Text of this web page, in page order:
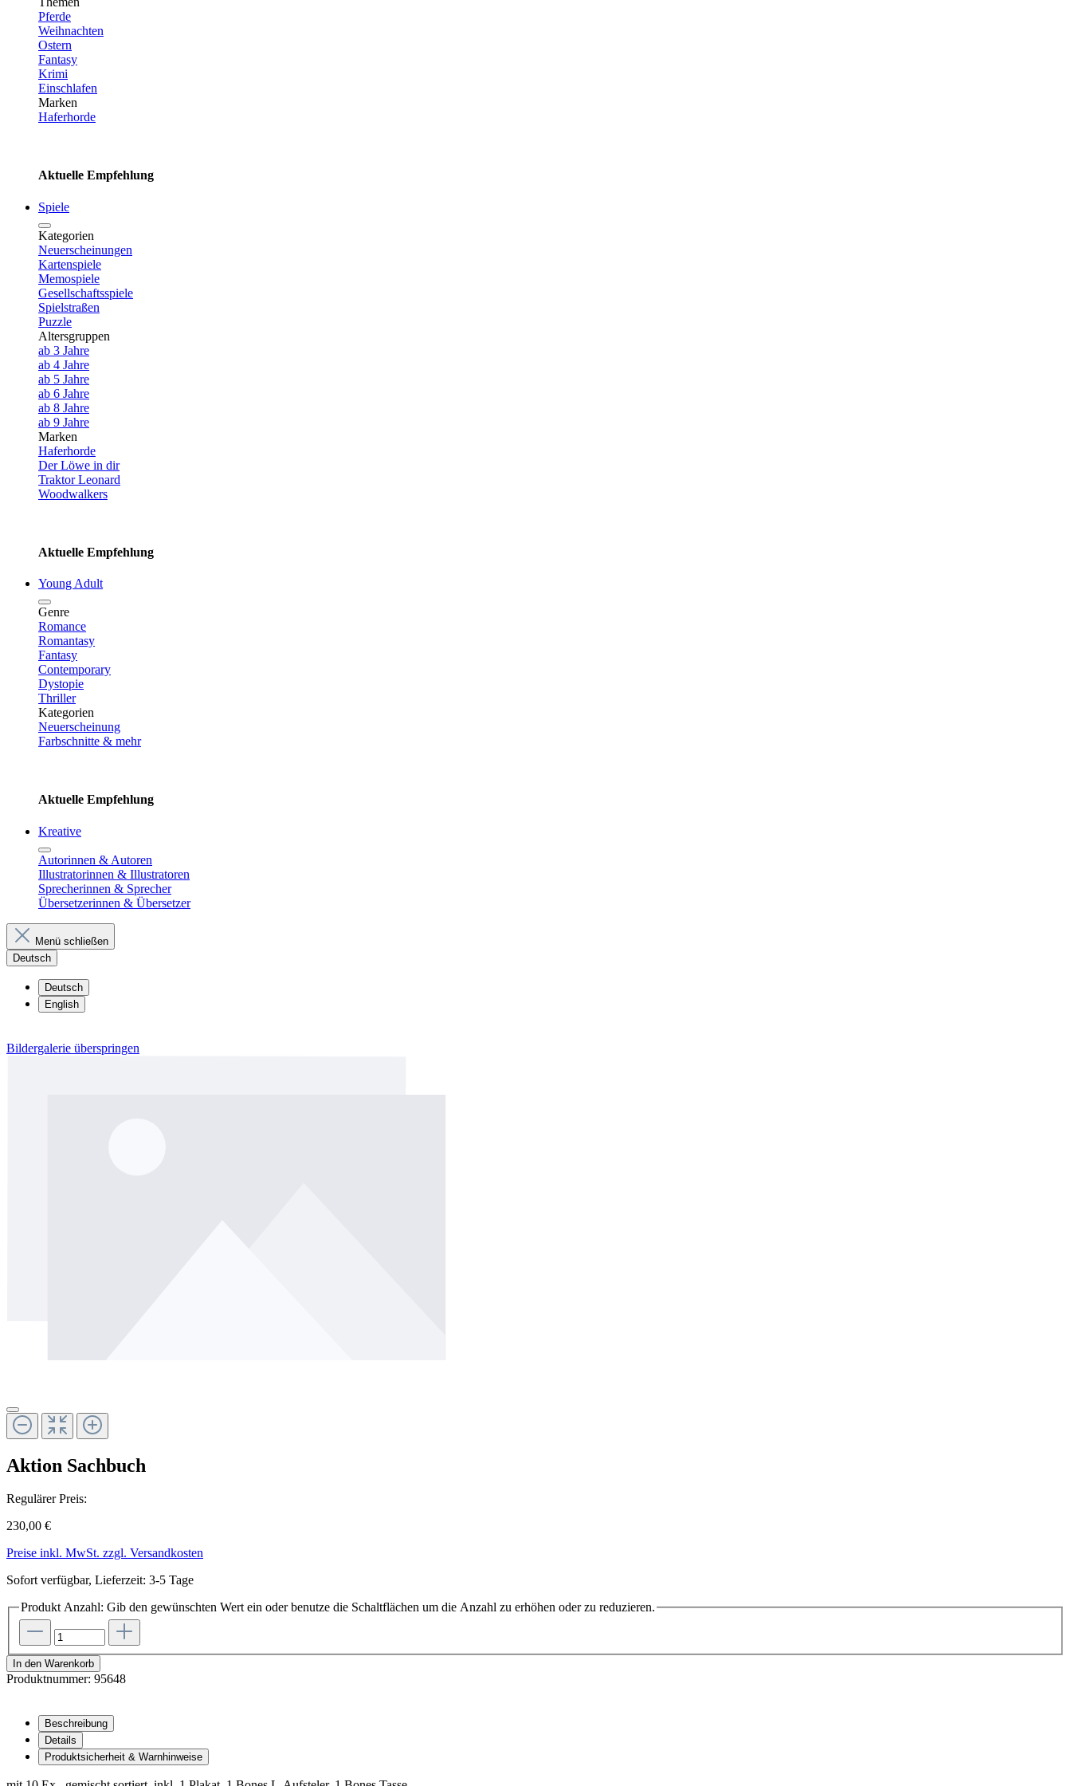
Pferde
Weihnachten
Ostern
Fantasy
Krimi
Einschlafen
Marken
Haferhorde
Aktuelle Empfehlung
Spiele
Kategorien
Neuerscheinungen
Kartenspiele
Memospiele
Gesellschaftsspiele
Spielstraßen
Puzzle
Altersgruppen
ab 3 Jahre
ab 4 Jahre
ab 5 Jahre
ab 6 Jahre
ab 8 Jahre
ab 9 Jahre
Marken
Haferhorde
Der Löwe in dir
Traktor Leonard
Woodwalkers
Aktuelle Empfehlung
Young Adult
Genre
Romance
Romantasy
Fantasy
Contemporary
Dystopie
Thriller
Kategorien
Neuerscheinung
Farbschnitte & mehr
Aktuelle Empfehlung
Kreative
Autorinnen & Autoren
Illustratorinnen & Illustratoren
Sprecherinnen & Sprecher
Übersetzerinnen & Übersetzer
Menü schließen
Deutsch
Deutsch
English
Bildergalerie überspringen
Aktion Sachbuch
Regulärer Preis:
230,00 €
Preise inkl. MwSt. zzgl. Versandkosten
Sofort verfügbar, Lieferzeit: 3-5 Tage
Produkt Anzahl: Gib den gewünschten Wert ein oder benutze die Schaltflächen um die Anzahl zu erhöhen oder zu reduzieren.
In den Warenkorb
Produktnummer: 95648
Beschreibung
Details
Produktsicherheit & Warnhinweise